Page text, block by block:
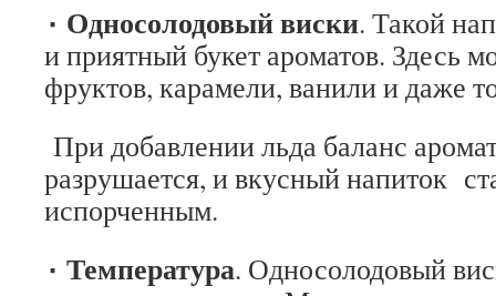
٠ Односолодовый виски. Такой
и приятный букет ароматов. Здесь
фруктов, карамели, ванили и даже
При добавлении льда баланс
разрушается, и вкусный напиток
испорченным.
٠ Температура. Односолодовый